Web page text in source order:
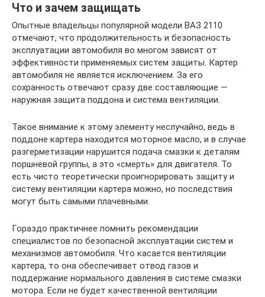
Что и зачем защищать
Опытные владельцы популярной модели ВАЗ 2110
отмечают, что продолжительность и безопасность
эксплуатации автомобиля во многом зависят от
эффективности применяемых систем защиты. Картер
автомобиля не является исключением. За его
сохранность отвечают сразу две составляющие —
наружная защита поддона и система вентиляции.
Такое внимание к этому элементу неслучайно, ведь в
поддоне картера находится моторное масло, и в случае
разгерметизации нарушится подача смазки к деталям
поршневой группы, а это «смерть» для двигателя. То
есть чисто теоретически проигнорировать защиту и
систему вентиляции картера можно, но последствия
могут быть самыми плачевными.
Гораздо практичнее помнить рекомендации
специалистов по безопасной эксплуатации систем и
механизмов автомобиля. Что касается вентиляции
картера, то она обеспечивает отвод газов и
поддержание нормального давления в системе смазки
мотора. Если не будет качественной вентиляции